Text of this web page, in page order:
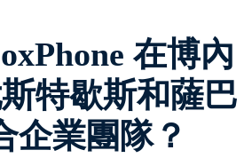
在博內
特歇斯和薩巴
企業團隊？